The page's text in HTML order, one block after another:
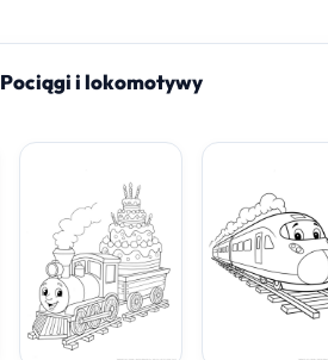
Pociągi i lokomotywy